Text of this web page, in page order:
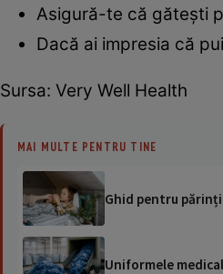
Asigură-te că gătești
Dacă ai impresia că
Sursa: Very Well Health
MAI MULTE PENTRU TINE
Ghid pentru
Uniformele